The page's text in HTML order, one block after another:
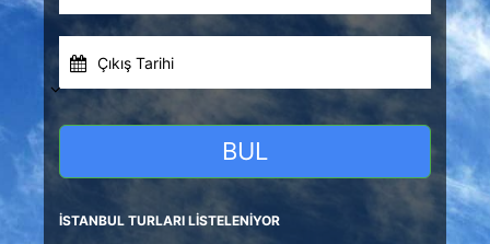
Çıkış Tarihi
BUL
İSTANBUL TURLARI LİSTELENİYOR